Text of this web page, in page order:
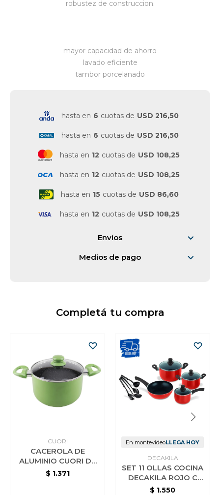
robustez de construccion.
mayor capacidad de ahorro
lavado eficiente
tambor porcelanado
hasta en 6 cuotas de USD 216,50
hasta en 6 cuotas de USD 216,50
hasta en 12 cuotas de USD 108,25
hasta en 12 cuotas de USD 108,25
hasta en 15 cuotas de USD 86,60
hasta en 12 cuotas de USD 108,25
Envíos
Medios de pago
Completá tu compra
CUORI
CACEROLA DE
ALUMINIO CUORI DE
24 CM CON INTERIOR
$ 1.371
En montevideoLLEGA HOY
DECAKILA
SET 11 OLLAS COCINA
DECAKILA ROJO C
UTENSILIOS
$ 1.550